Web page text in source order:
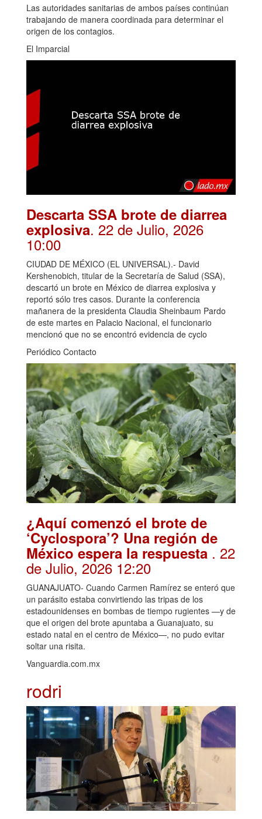
Las autoridades sanitarias de ambos países continúan
trabajando de manera coordinada para determinar el
origen de los contagios.
El Imparcial
Descarta SSA brote de diarrea
explosiva. 22 de Julio, 2026
10:00
CIUDAD DE MÉXICO (EL UNIVERSAL).- David
Kershenobich, titular de la Secretaría de Salud (SSA),
descartó un brote en México de diarrea explosiva y
reportó sólo tres casos. Durante la conferencia
mañanera de la presidenta Claudia Sheinbaum Pardo
de este martes en Palacio Nacional, el funcionario
mencionó que no se encontró evidencia de cyclo
Periódico Contacto
¿Aquí comenzó el brote de
‘Cyclospora’? Una región de
México espera la respuesta . 22
de Julio, 2026 12:20
GUANAJUATO- Cuando Carmen Ramírez se enteró que
un parásito estaba convirtiendo las tripas de los
estadounidenses en bombas de tiempo rugientes —y de
que el origen del brote apuntaba a Guanajuato, su
estado natal en el centro de México—, no pudo evitar
soltar una risita.
Vanguardia.com.mx
rodri